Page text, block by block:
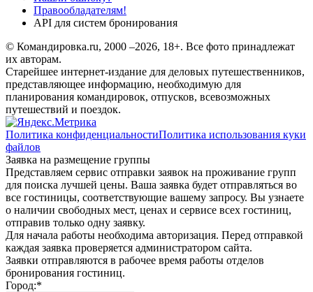
Правообладателям!
API для систем бронирования
© Командировка.ru, 2000 –2026, 18+. Все фото принадлежат
их авторам.
Старейшее интернет-издание для деловых путешественников,
представляющее информацию, необходимую для
планирования командировок, отпусков, всевозможных
путешествий и поездок.
Политика конфиденциальностиПолитика использования куки
файлов
Заявка на размещение группы
Представляем сервис отправки заявок на проживание групп
для поиска лучшей цены. Ваша заявка будет отправляться во
все гостиницы, соответствующие вашему запросу. Вы узнаете
о наличии свободных мест, ценах и сервисе всех гостиниц,
отправив только одну заявку.
Для начала работы необходима авторизация. Перед отправкой
каждая заявка проверяется администратором сайта.
Заявки отправляются в рабочее время работы отделов
бронирования гостиниц.
Город:*